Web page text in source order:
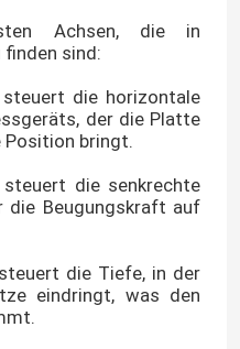
Achsen, die in
sind:
die horizontale
der die Platte
Position bringt.
die senkrechte
die Beugungskraft auf
die Tiefe, in der
eindringt, was den